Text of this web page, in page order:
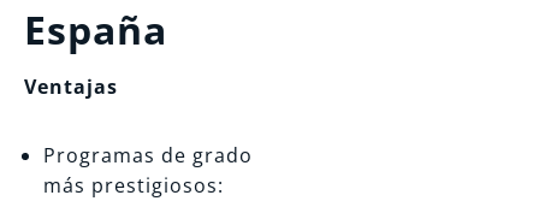
España
Ventajas
Programas de grado
más prestigiosos: